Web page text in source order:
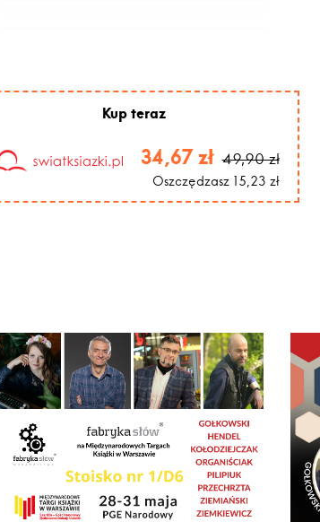
Kup teraz
34,67 zł 49,90 zł
Oszczędzasz 15,23 zł